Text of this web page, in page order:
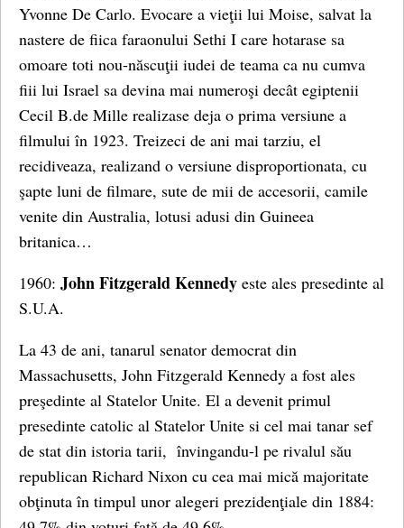
Yvonne De Carlo. Evocare a vieţii lui Moise, salvat la
nastere de fiica faraonului Sethi I care hotarase sa
omoare toti nou-născuţii iudei de teama ca nu cumva
fiii lui Israel sa devina mai numeroşi decât egiptenii
Cecil B.de Mille realizase deja o prima versiune a
filmului în 1923. Treizeci de ani mai tarziu, el
recidiveaza, realizand o versiune disproportionata, cu
şapte luni de filmare, sute de mii de accesorii, camile
venite din Australia, lotusi adusi din Guineea
britanica…
1960: John Fitzgerald Kennedy este ales presedinte al
S.U.A.
La 43 de ani, tanarul senator democrat din
Massachusetts, John Fitzgerald Kennedy a fost ales
preşedinte al Statelor Unite. El a devenit primul
presedinte catolic al Statelor Unite si cel mai tanar sef
de stat din istoria tarii, învingandu-l pe rivalul său
republican Richard Nixon cu cea mai mică majoritate
obţinuta în timpul unor alegeri prezidenţiale din 1884: